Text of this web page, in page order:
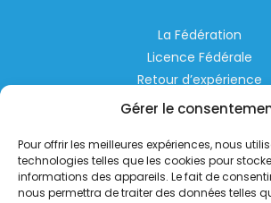
Gérer le
Pour offrir les meilleures expériences, nous
technologies telles que les cookies pour
informations des appareils. Le fait de
nous permettra de traiter des données telles
La Fédération
Licence Fédérale
Retour d’expérience
Espace Privé
Liens Utiles
Aérodrome de Lognes